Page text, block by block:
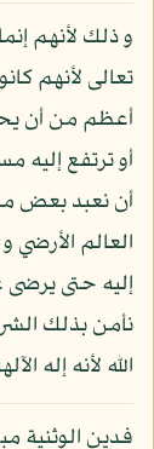
و ذلك لأنهم
تعالى لأنهم
أعظم من أن
أو ترتفع إليه
أن نعبد بعض
العالم الأرضي
إليه حتى يرضى
نأمن بذلك
الله لأنه إله
فدين الوثنية